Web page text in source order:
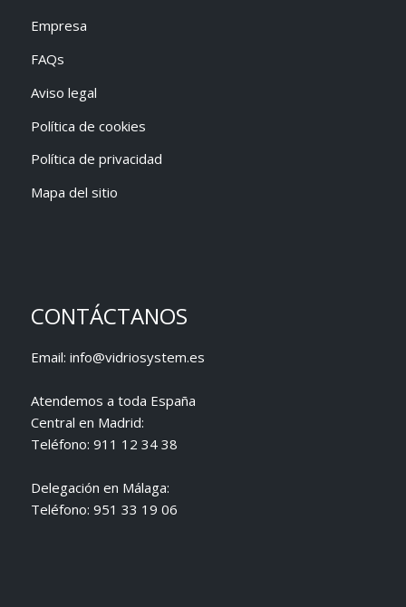
Empresa
FAQs
Aviso legal
Política de cookies
Política de privacidad
Mapa del sitio
CONTÁCTANOS
Email: info@vidriosystem.es
Atendemos a toda España
Central en Madrid:
Teléfono: 911 12 34 38
Delegación en Málaga:
Teléfono: 951 33 19 06